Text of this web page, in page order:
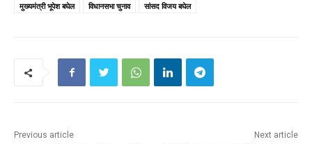
मुख्यमंत्री भूपेश बघेल
विधानसभा चुनाव सांसद विजय बघेल
Previous article Next article